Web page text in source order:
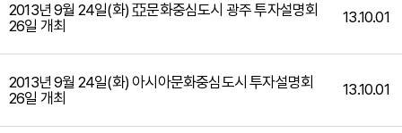
2013년 9월 24일(화) 亞문화중심도시 광주 투자설명회
26일 개최
13.10.01
2013년 9월 24일(화) 아시아문화중심도시 투자설명회
26일 개최
13.10.01